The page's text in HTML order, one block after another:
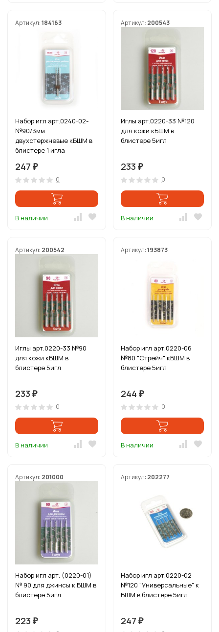
Артикул:184163
Набор игл арт.0240-02-
№90/3мм
двухстержневые кБШМ в
блистере 1 игла
247 ₽
0
В наличии
Артикул: 200543
Иглы арт.0220-33 №120
для кожи кБШМ в
блистере 5игл
233 ₽
0
В наличии
Артикул: 200542
Иглы арт.0220-33 №90
для кожи кБШМ в
блистере 5игл
233 ₽
0
В наличии
Артикул:193873
Набор игл арт.0220-06
№80 "Стрейч" кБШМ в
блистере 5игл
244 ₽
0
В наличии
Артикул: 201000
Набор игл арт. (0220-01)
№ 90 для джинсы к БШМ в
блистере 5игл
223 ₽
Артикул: 202277
Набор игл арт.0220-02
№120 "Универсальные" к
БШМ в блистере 5игл
247 ₽